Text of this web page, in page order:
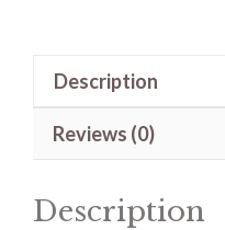
Description
Reviews (0)
Description